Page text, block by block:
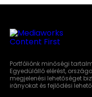
Portfóliónk minőségi
Egyedülálló elérést,
megjelenési lehetőséget
irányokat és fejlődési